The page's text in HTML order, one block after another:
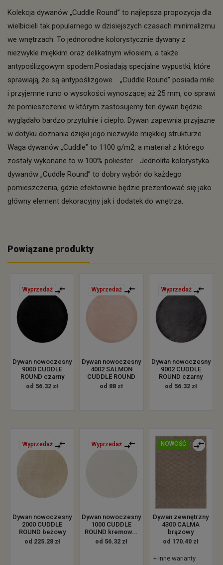
Kolekcja dywanów „Cuddle Round” to najlepsza propozycja dla
wielbicieli tak popularnego w dzisiejszych czasach minimalizmu
we wnętrzach. To jednorodne kolorystycznie dywany z
niezwykle miękkim oraz delikatnym włosiem, a także
antypoślizgowym spodem.Posiadają specjalne wypustki, które
sprawiają, że są antypoślizgowe. „Cuddle Round” posiada miłe
i przyjemne runo o wysokości wynoszącej aż 25 mm, co sprawi
że pomieszczenie w którym zastosujemy ten dywan będzie
wyglądało bardzo przytulnie i ciepło. Dywan zapewnia przyjazne
w dotyku doznania dzięki jego niezwykle miękkiej strukturze.
Waga dywanów „Cuddle” to 1100 g/m2, a materiał z którego
zostały wykonane to w 100% poliester. Jednolita kolorystyka
dywanów „Cuddle Round” to dobry wybór do każdego
pomieszczenia, gdzie efektownie będzie prezentować się jako
główny element dekoracyjny jak i dodatek do wnętrza.
Powiązane produkty
Wyprzedaż
Dywan nowoczesny
9000 CUDDLE
ROUND czarny
od 56.32 zł
Wyprzedaż
Dywan nowoczesny
4002 SALMON
CUDDLE ROUND
od 88 zł
Wyprzedaż
Dywan nowoczesny
9002 CUDDLE
ROUND czarny
od 56.32 zł
Wyprzedaż
Dywan nowoczesny
2000 CUDDLE
ROUND beżowy
od 225.28 zł
Wyprzedaż
Dywan nowoczesny
1000 CUDDLE
ROUND kremow...
od 56.32 zł
NOWOŚĆ
Dywan zewnętrzny
4300 CALMA
brązowy
od 170.40 zł
+ inne warianty